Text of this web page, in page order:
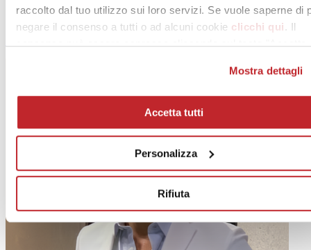
raccolto dal tuo utilizzo sui loro servizi. Se vuole saperne di
negare il consenso a tutti o ad alcuni cookie clicchi qui . Il
consenso può essere espresso cliccando sul tasto "Accetta
Mostra dettagli
Accetta tutti
Personalizza
Rifiuta